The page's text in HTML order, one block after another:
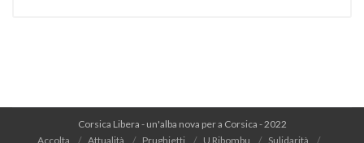
Corsica Libera - un'alba nova per a Corsica - 2022
Accolta
Attualità Prughjetti U Ribombu Sulidarità